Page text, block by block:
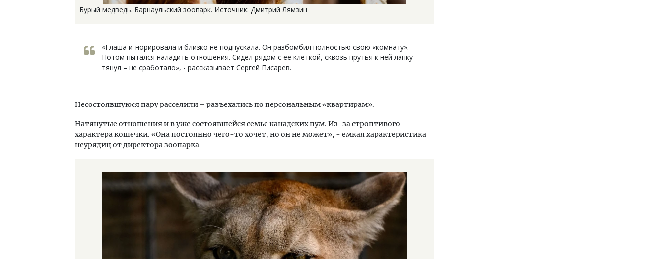
Бурый медведь. Барнаульский зоопарк. Источник: Дмитрий Лямзин
«Глаша игнорировала и близко не подпускала. Он разбомбил полностью свою «комнату».
Потом пытался наладить отношения. Сидел рядом с ее клеткой, сквозь прутья к ней лапку
тянул – не сработало», - рассказывает Сергей Писарев.
Несостоявшуюся пару расселили – разъехались по персональным «квартирам».
Натянутые отношения и в уже состоявшейся семье канадских пум. Из-за строптивого
характера кошечки. «Она постоянно чего-то хочет, но он не может», - емкая характеристика
неурядиц от директора зоопарка.